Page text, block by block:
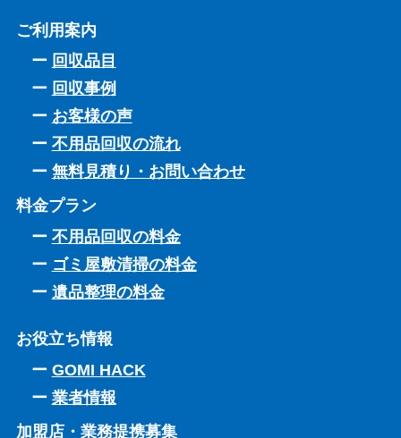
ご利用案内
回収品目
回収事例
お客様の声
不用品回収の流れ
無料見積り・お問い合わせ
料金プラン
不用品回収の料金
ゴミ屋敷清掃の料金
遺品整理の料金
お役立ち情報
GOMI HACK
業者情報
加盟店・業務提携募集